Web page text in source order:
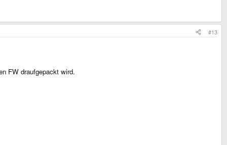
#13
FW draufgepackt wird.